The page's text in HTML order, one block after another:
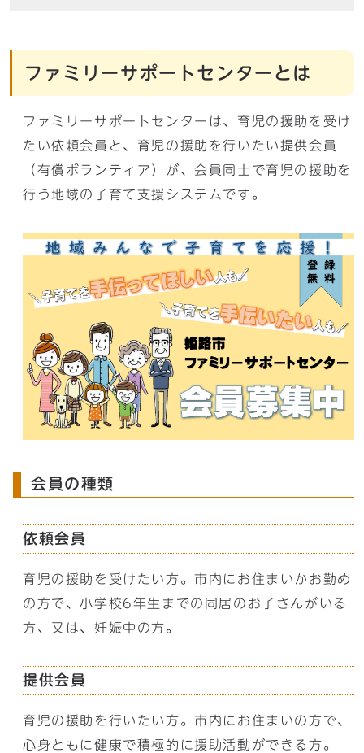
ファミリーサポートセンターとは
ファミリーサポートセンターは、育児の援助を受け
たい依頼会員と、育児の援助を行いたい提供会員
（有償ボランティア）が、会員同士で育児の援助を
行う地域の子育て支援システムです。
会員の種類
依頼会員
育児の援助を受けたい方。市内にお住まいかお勤め
の方で、小学校6年生までの同居のお子さんがいる
方、又は、妊娠中の方。
提供会員
育児の援助を行いたい方。市内にお住まいの方で、
心身ともに健康で積極的に援助活動ができる方。